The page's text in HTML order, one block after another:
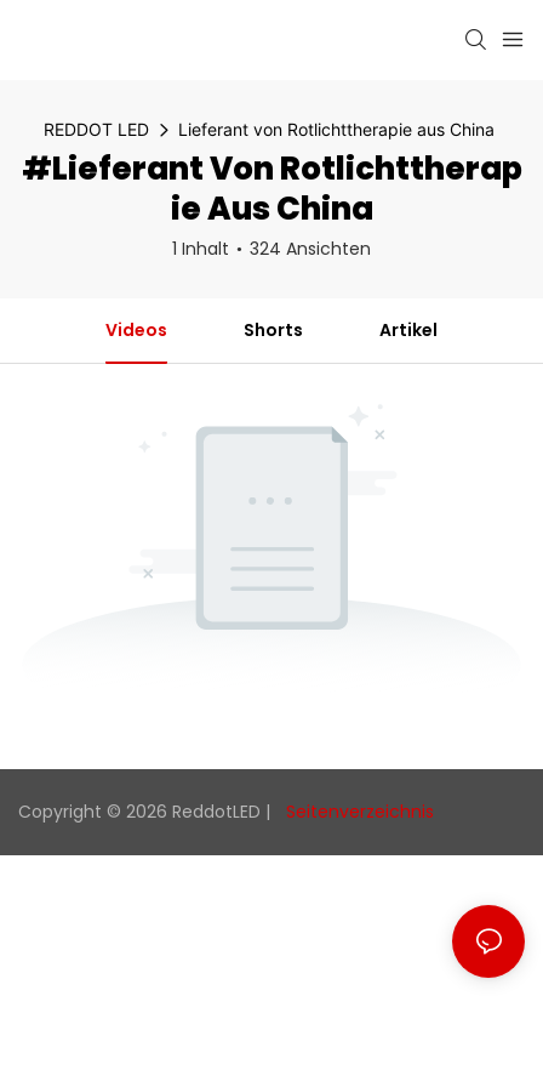
REDDOT LED Lieferant von Rotlichttherapie aus China
#Lieferant Von Rotlichttherap
Ie Aus China
1 Inhalt 324 Ansichten
Videos Shorts Artikel
Copyright © 2026 ReddotLED | Seitenverzeichnis